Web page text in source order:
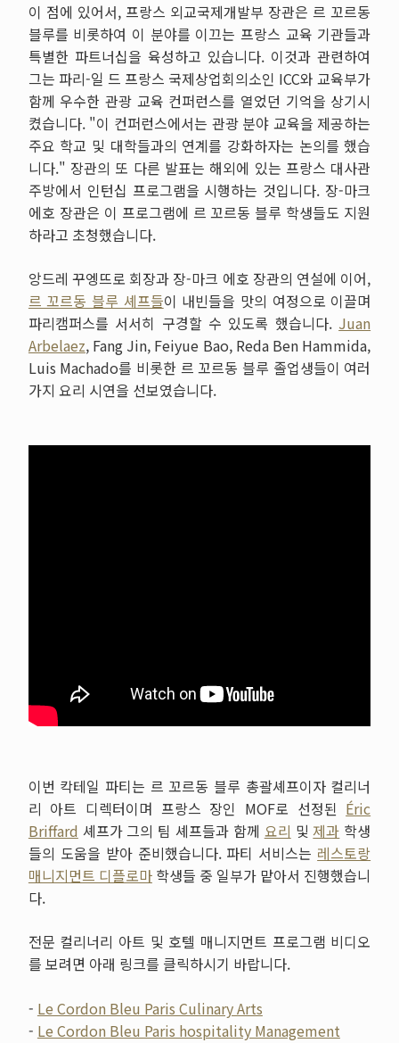
이 점에 있어서, 프랑스 외교국제개발부 장관은 르 꼬르동
블루를 비롯하여 이 분야를 이끄는 프랑스 교육 기관들과
특별한 파트너십을 육성하고 있습니다. 이것과 관련하여
그는 파리-일 드 프랑스 국제상업회의소인 ICC와 교육부가
함께 우수한 관광 교육 컨퍼런스를 열었던 기억을 상기시
켰습니다. "이 컨퍼런스에서는 관광 분야 교육을 제공하는
주요 학교 및 대학들과의 연계를 강화하자는 논의를 했습
니다." 장관의 또 다른 발표는 해외에 있는 프랑스 대사관
주방에서 인턴십 프로그램을 시행하는 것입니다. 장-마크
에호 장관은 이 프로그램에 르 꼬르동 블루 학생들도 지원
하라고 초청했습니다.
앙드레 꾸엥뜨로 회장과 장-마크 에호 장관의 연설에 이어,
르 꼬르동 블루 셰프들이 내빈들을 맛의 여정으로 이끌며
파리캠퍼스를 서서히 구경할 수 있도록 했습니다. Juan
Arbelaez, Fang Jin, Feiyue Bao, Reda Ben Hammida,
Luis Machado를 비롯한 르 꼬르동 블루 졸업생들이 여러
가지 요리 시연을 선보였습니다.
이번 칵테일 파티는 르 꼬르동 블루 총괄셰프이자 컬리너
리 아트 디렉터이며 프랑스 장인 MOF로 선정된 Éric
Briffard 셰프가 그의 팀 셰프들과 함께 요리 및제과 학생
들의 도움을 받아 준비했습니다. 파티 서비스는 레스토랑
매니지먼트 디플로마학생들 중 일부가 맡아서 진행했습니
다.
전문 컬리너리 아트 및 호텔 매니지먼트 프로그램 비디오
를 보려면 아래 링크를 클릭하시기 바랍니다.
- Le Cordon Bleu Paris Culinary Arts
- Le Cordon Bleu Paris hospitality Management